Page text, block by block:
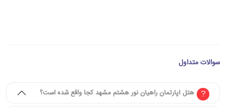
سوالات متداول
هتل آپارتمان راهیان نور هشتم مشهد کجا واقع شده است؟